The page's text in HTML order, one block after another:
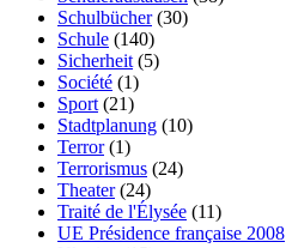
Schulbücher(30)
Schule (140)
Sicherheit (5)
Société (1)
Sport (21)
Stadtplanung (10)
Terror(1)
Terrorismus (24)
Theater(24)
Traité de l'Élysée (11)
UE Présidence française 2008